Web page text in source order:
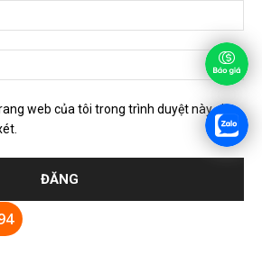
web của tôi trong trình duyệt này cho